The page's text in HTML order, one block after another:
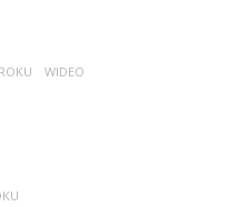
WIDEO